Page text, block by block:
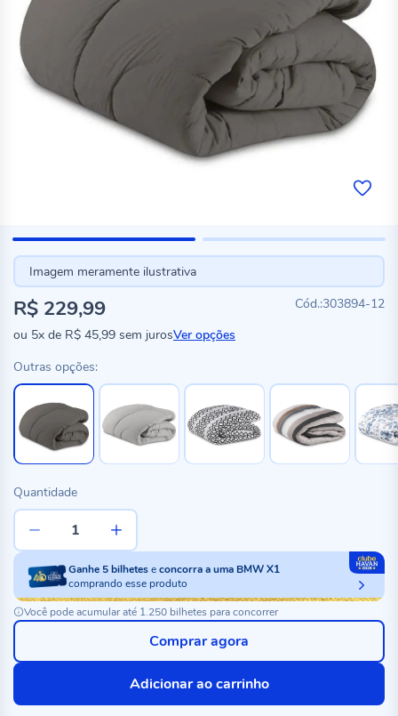
Imagem meramente ilustrativa
303894-12
R$ 229,99
ou 5x de R$ 45,99 sem jurosVer opções
Outras opções:
Quantidade
Ganhe5bilheteseconcorra a uma BMW X1
comprando esse produto
Você pode acumular até 1.250 bilhetes para concorrer
Adicionar ao carrinho
Comprar agora